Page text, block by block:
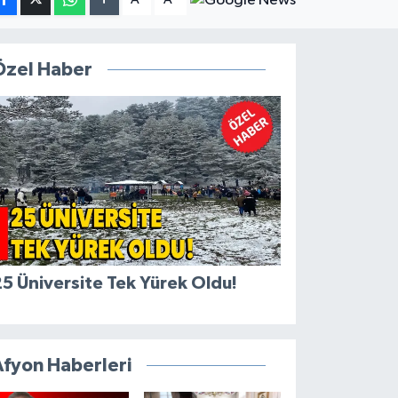
Haber
Üniversite Tek Yürek Oldu!
Haberleri